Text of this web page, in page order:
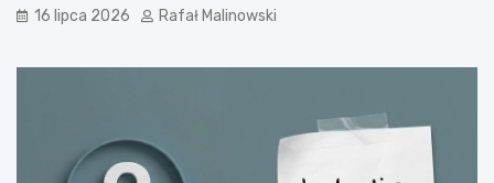
16 lipca 2026 Rafał Malinowski